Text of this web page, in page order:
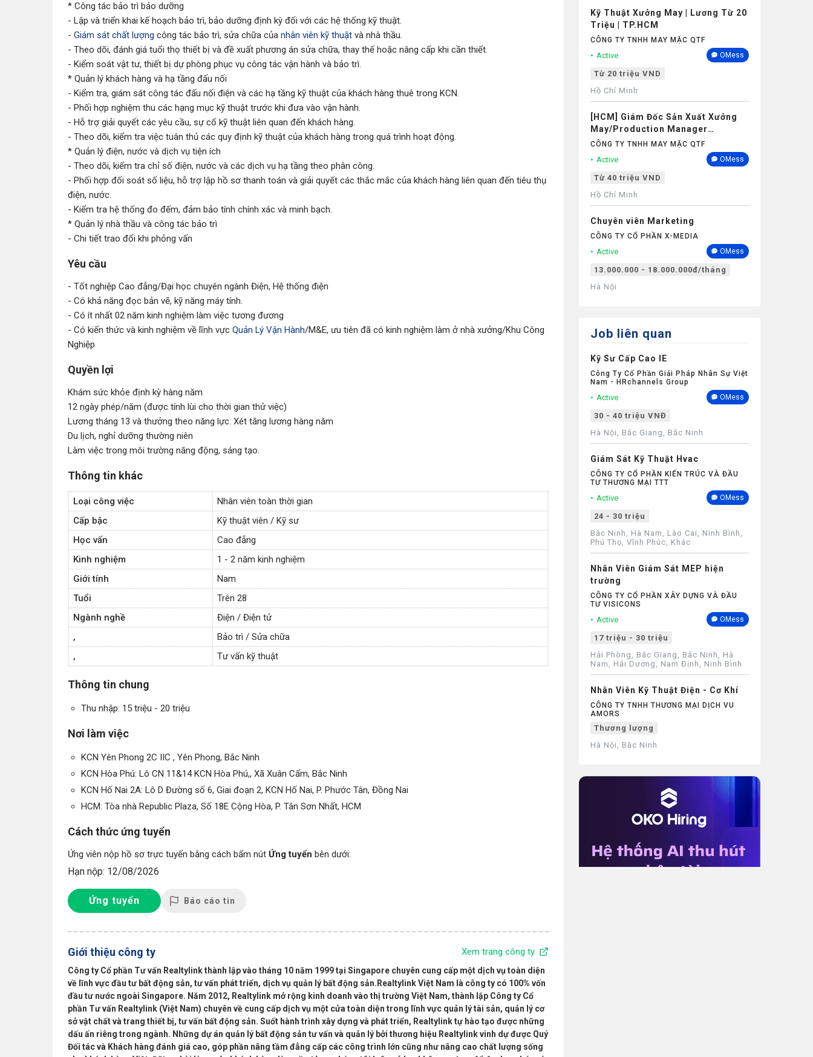
* Công tác bảo trì bảo dưỡng
- Lập và triển khai kế hoạch bảo trì, bảo dưỡng định kỳ đối với các hệ thống kỹ thuật.
- Giám sát chất lượng công tác bảo trì, sửa chữa của nhân viên kỹ thuật và nhà thầu.
- Theo dõi, đánh giá tuổi thọ thiết bị và đề xuất phương án sửa chữa, thay thế hoặc nâng cấp khi cần thiết.
- Kiểm soát vật tư, thiết bị dự phòng phục vụ công tác vận hành và bảo trì.
* Quản lý khách hàng và hạ tầng đấu nối
- Kiểm tra, giám sát công tác đấu nối điện và các hạ tầng kỹ thuật của khách hàng thuê trong KCN.
- Phối hợp nghiệm thu các hạng mục kỹ thuật trước khi đưa vào vận hành.
- Hỗ trợ giải quyết các yêu cầu, sự cố kỹ thuật liên quan đến khách hàng.
- Theo dõi, kiểm tra việc tuân thủ các quy định kỹ thuật của khách hàng trong quá trình hoạt động.
* Quản lý điện, nước và dịch vụ tiện ích
- Theo dõi, kiểm tra chỉ số điện, nước và các dịch vụ hạ tầng theo phân công.
- Phối hợp đối soát số liệu, hỗ trợ lập hồ sơ thanh toán và giải quyết các thắc mắc của khách hàng liên quan đến tiêu thụ
điện, nước.
- Kiểm tra hệ thống đo đếm, đảm bảo tính chính xác và minh bạch.
* Quản lý nhà thầu và công tác bảo trì
- Chi tiết trao đổi khi phỏng vấn
Yêu cầu
- Tốt nghiệp Cao đẳng/Đại học chuyên ngành Điện, Hệ thống điện
- Có khả năng đọc bản vẽ, kỹ năng máy tính.
- Có ít nhất 02 năm kinh nghiệm làm việc tương đương
- Có kiến thức và kinh nghiệm về lĩnh vực Quản Lý Vận Hành/M&E, ưu tiên đã có kinh nghiệm làm ở nhà xưởng/Khu Công
Nghiệp
Quyền lợi
Khám sức khỏe định kỳ hàng năm
12 ngày phép/năm (được tính lùi cho thời gian thử việc)
Lương tháng 13 và thưởng theo năng lực. Xét tăng lương hàng năm
Du lịch, nghỉ dưỡng thường niên
Làm việc trong môi trường năng động, sáng tạo.
Thông tin khác
Loại công việc
Nhân viên toàn thời gian
Cấp bậc
Kỹ thuật viên / Kỹ sư
Học vấn
Cao đẳng
Kinh nghiệm
1 - 2 năm kinh nghiệm
Giới tính
Nam
Tuổi
Trên 28
Ngành nghề
Điện / Điện tử
,
Bảo trì / Sửa chữa
,
Tư vấn kỹ thuật
Thông tin chung
Thu nhập: 15 triệu - 20 triệu
Nơi làm việc
KCN Yên Phong 2C IIC , Yên Phong, Bắc Ninh
KCN Hòa Phú: Lô CN 11&14 KCN Hòa Phú,, Xã Xuân Cẩm, Bắc Ninh
KCN Hố Nai 2A: Lô D Đường số 6, Giai đoạn 2, KCN Hố Nai, P. Phước Tân, Đồng Nai
HCM: Tòa nhà Republic Plaza, Số 18E Cộng Hòa, P. Tân Sơn Nhất, HCM
Cách thức ứng tuyển
Ứng viên nộp hồ sơ trực tuyến bằng cách bấm nút Ứng tuyển bên dưới:
Hạn nộp: 12/08/2026
Ứng tuyển Báo cáo tin
Giới thiệu công ty Xem trang công ty
Công ty Cổ phần Tư vấn Realtylink thành lập vào tháng 10 năm 1999 tại Singapore chuyên cung cấp một dịch vụ toàn diện
về lĩnh vực đầu tư bất động sản, tư vấn phát triển, dịch vụ quản lý bất động sản.Realtylink Việt Nam là công ty có 100% vốn
đầu tư nước ngoài Singapore. Năm 2012, Realtylink mở rộng kinh doanh vào thị trường Việt Nam, thành lập Công ty Cổ
phần Tư vấn Realtylink (Việt Nam) chuyên về cung cấp dịch vụ một cửa toàn diện trong lĩnh vực quản lý tài sản, quản lý cơ
sở vật chất và trang thiết bị, tư vấn bất động sản. Suốt hành trình xây dựng và phát triển, Realtylink tự hào tạo được những
dấu ấn riêng trong ngành. Những dự án quản lý bất động sản tư vấn và quản lý bởi thương hiệu Realtylink vinh dự được Quý
Đối tác và Khách hàng đánh giá cao, góp phần nâng tầm đẳng cấp các công trình lớn cũng như nâng cao chất lượng sống
Kỹ Thuật Xưởng May | Lương Từ 20
Triệu | TP.HCM
CÔNG TY TNHH MAY MẶC QTF
Active OMess
Từ 20 triệu VND
Hồ Chí Minh
[HCM] Giám Đốc Sản Xuất Xưởng
May/Production Manager
(Garments) - Lương 40M+
CÔNG TY TNHH MAY MẶC QTF
Active OMess
Từ 40 triệu VND
Hồ Chí Minh
Chuyên viên Marketing
CÔNG TY CỔ PHẦN X-MEDIA
Active OMess
13.000.000 - 18.000.000đ/tháng
Hà Nội
Job liên quan
Kỹ Sư Cấp Cao IE
Công Ty Cổ Phần Giải Pháp Nhân Sự Việt
Nam - HRchannels Group
Active OMess
30 - 40 triệu VNĐ
Hà Nội, Bắc Giang, Bắc Ninh
Giám Sát Kỹ Thuật Hvac
CÔNG TY CỔ PHẦN KIẾN TRÚC VÀ ĐẦU
TƯ THƯƠNG MẠI TTT
Active OMess
24 - 30 triệu
Bắc Ninh, Hà Nam, Lào Cai, Ninh Bình,
Phú Thọ, Vĩnh Phúc, Khác
Nhân Viên Giám Sát MEP hiện
trường
CÔNG TY CỔ PHẦN XÂY DỰNG VÀ ĐẦU
TƯ VISICONS
Active OMess
17 triệu - 30 triệu
Hải Phòng, Bắc Giang, Bắc Ninh, Hà
Nam, Hải Dương, Nam Định, Ninh Bình
Nhân Viên Kỹ Thuật Điện - Cơ Khí
CÔNG TY TNHH THƯƠNG MẠI DỊCH VU
AMORS
Thương lượng
Hà Nội, Bắc Ninh